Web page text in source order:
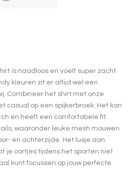
is naadloos en voelt super zacht
kleuren zit er altijd wel een
Combineer het shirt met onze
casual op een spijkerbroek. Het kan
en heeft een comfortabele fit.
waaronder leuke mesh mouwen
en achterzijde. Het lusje aan
je oortjes tijdens het sporten niet
kunt focussen op jouw perfecte